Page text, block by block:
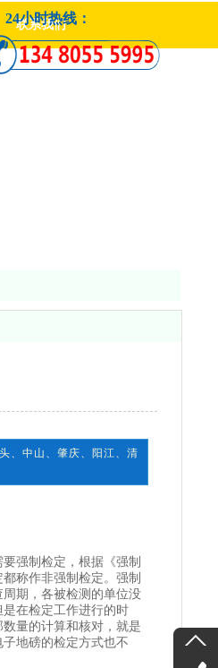
24小时热线：
联系我们
、中山、肇庆、阳江、清
强制检定，根据《强制
称作非强制检定。强制
期，各被检测的单位没
在检定工作进行的时
量的计算和核对，就是
地磅的检定方式也不